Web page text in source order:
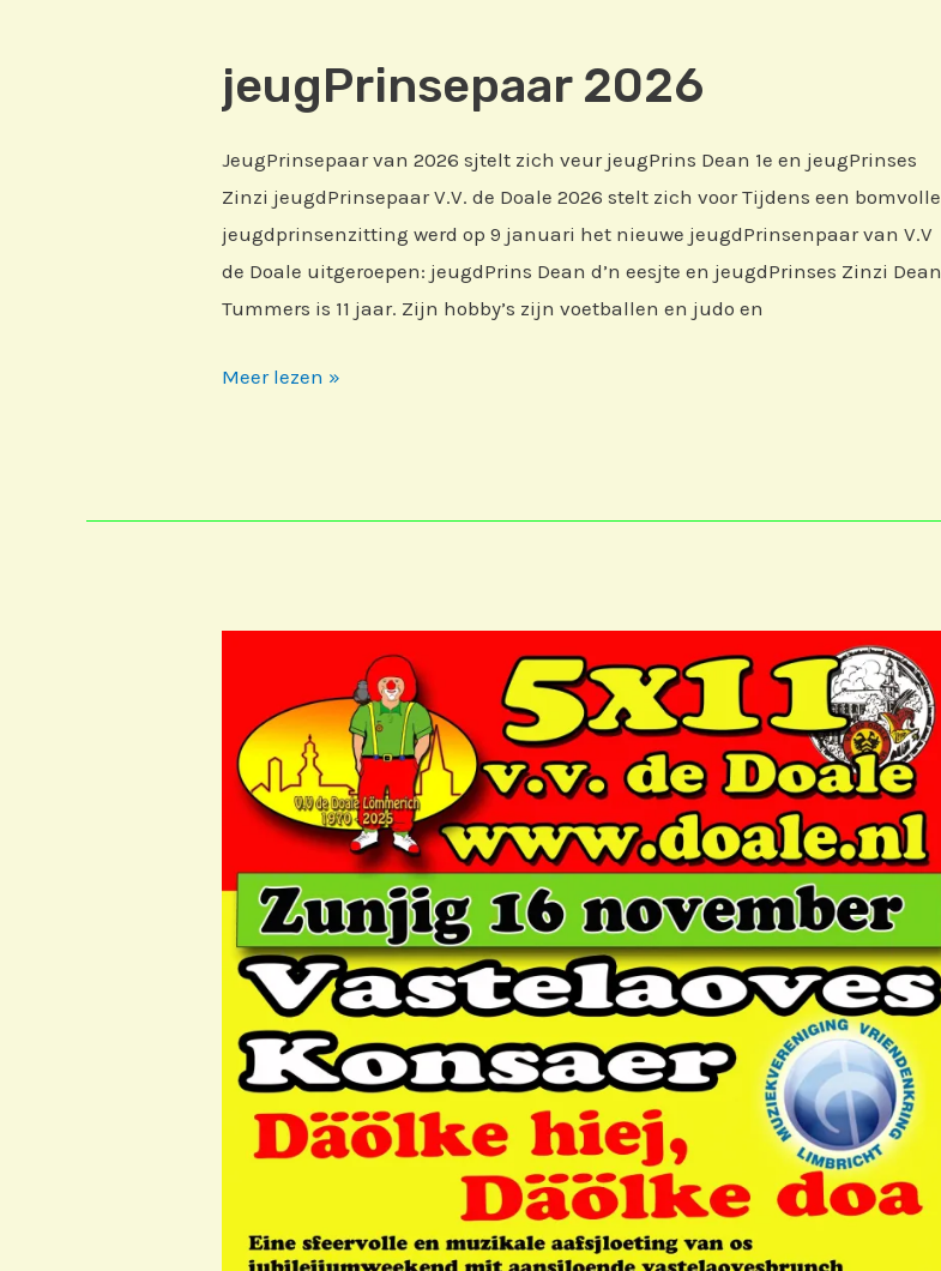
jeugPrinsepaar 2026
JeugPrinsepaar van 2026 sjtelt zich veur jeugPrins Dean 1e en jeugPrinses
Zinzi jeugdPrinsepaar V.V. de Doale 2026 stelt zich voor Tijdens een bomvolle
jeugdprinsenzitting werd op 9 januari het nieuwe jeugdPrinsenpaar van V.V
de Doale uitgeroepen: jeugdPrins Dean d’n eesjte en jeugdPrinses Zinzi Dean
Tummers is 11 jaar. Zijn hobby’s zijn voetballen en judo en
jeugPrinsepaar
Meer lezen »